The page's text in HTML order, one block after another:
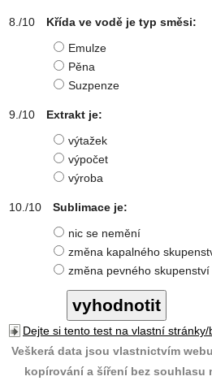
Křída ve vodě je typ směsi:
Emulze
Pěna
Suzpenze
Extrakt je:
výtažek
výpočet
výroba
Sublimace je:
nic se nemění
změna kapalného
změna pevného
Dejte si tento test na vlastní stránky/
Veškerá data jsou vlastnictvím
kopírování a šíření bez souhlasu